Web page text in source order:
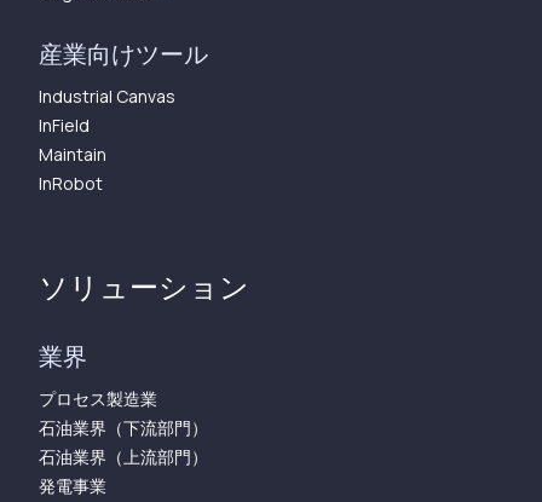
産業向けツール
Industrial Canvas
InField
Maintain
InRobot
ソリューション
業界
プロセス製造業
石油業界（下流部門）
石油業界（上流部門）
発電事業